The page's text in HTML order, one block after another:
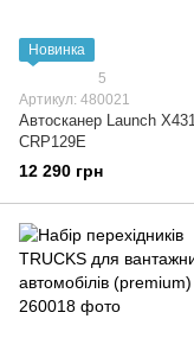
Новинка
5
Артикул: 480021
Автосканер Launch X431
CRP129E
12 290 грн